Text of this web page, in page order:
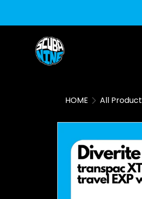
HOME All Product